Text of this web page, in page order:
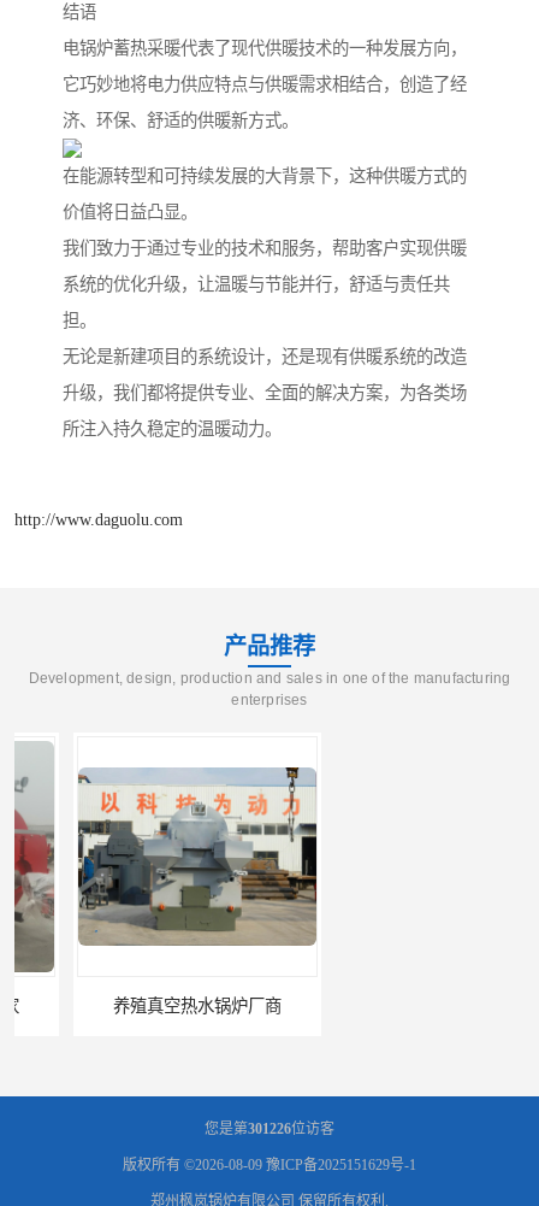
结语
电锅炉蓄热采暖代表了现代供暖技术的一种发展方向，
它巧妙地将电力供应特点与供暖需求相结合，创造了经
济、环保、舒适的供暖新方式。
在能源转型和可持续发展的大背景下，这种供暖方式的
价值将日益凸显。
我们致力于通过专业的技术和服务，帮助客户实现供暖
系统的优化升级，让温暖与节能并行，舒适与责任共
担。
无论是新建项目的系统设计，还是现有供暖系统的改造
升级，我们都将提供专业、全面的解决方案，为各类场
所注入持久稳定的温暖动力。
http://www.daguolu.com
产品推荐
Development, design, production and sales in one of the manufacturing
enterprises
养殖真空热水锅炉厂商
您是第301226位访客
版权所有 ©2026-08-09 豫ICP备2025151629号-1
郑州枫岚锅炉有限公司 保留所有权利.